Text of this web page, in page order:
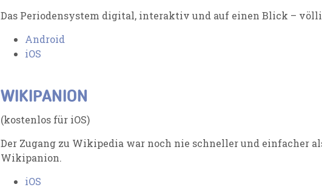
Das Periodensystem digital, interaktiv und auf einen Blick –
Android
iOS
WIKIPANION
(kostenlos für iOS)
Der Zugang zu Wikipedia war noch nie schneller und einfacher
Wikipanion.
iOS